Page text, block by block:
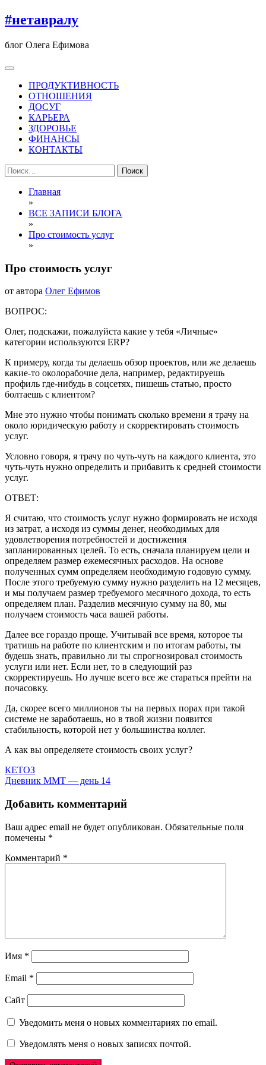
Перейти
к
#нетавралу
блог Олега Ефимова
ПРОДУКТИВНОСТЬ
ОТНОШЕНИЯ
ДОСУГ
КАРЬЕРА
ЗДОРОВЬЕ
ФИНАНСЫ
КОНТАКТЫ
Найти:
Главная
»
ВСЕ ЗАПИСИ БЛОГА
»
Про стоимость услуг
»
ВСЕ
ЗАПИСИ
БЛОГА&
КАРЬЕРА
И
Про стоимость услуг
08.07.202001.08.2020
от автора Олег Ефимов
ВОПРОС:
Олег, подскажи, пожалуйста какие у тебя «Личные»
категории используются ERP?
К примеру, когда ты делаешь обзор проектов, или же делаешь
какие-то околорабочие дела, например, редактируешь
профиль где-нибудь в соцсетях, пишешь статью, просто
болтаешь с клиентом?
Мне это нужно чтобы понимать сколько времени я трачу на
около юридическую работу и скорректировать стоимость
услуг.
Условно говоря, я трачу по чуть-чуть на каждого клиента, это
чуть-чуть нужно определить и прибавить к средней стоимости
услуг.
ОТВЕТ:
Я считаю, что стоимость услуг нужно формировать не исходя
из затрат, а исходя из суммы денег, необходимых для
удовлетворения потребностей и достижения
запланированных целей. То есть, сначала планируем цели и
определяем размер ежемесячных расходов. На основе
полученных сумм определяем необходимую годовую сумму.
После этого требуемую сумму нужно разделить на 12 месяцев,
и мы получаем размер требуемого месячного дохода, то есть
определяем план. Разделив месячную сумму на 80, мы
получаем стоимость часа вашей работы.
Далее все гораздо проще. Учитывай все время, которое ты
тратишь на работе по клиентским и по итогам работы, ты
будешь знать, правильно ли ты спрогнозировал стоимость
услуги или нет. Если нет, то в следующий раз
скорректируешь. Но лучше всего все же стараться прейти на
почасовку.
Да, скорее всего миллионов ты на первых порах при такой
системе не заработаешь, но в твой жизни появится
стабильность, которой нет у большинства коллег.
А как вы определяете стоимость своих услуг?
Навигация
по
записям
КЕТОЗ
Дневник ММТ — день 14
Добавить комментарий
Ваш адрес email не будет опубликован. Обязательные поля
помечены *
Комментарий *
Имя *
Email *
Сайт
Уведомить меня о новых комментариях по email.
Уведомлять меня о новых записях почтой.